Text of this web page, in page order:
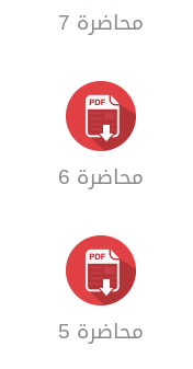
محاضرة 7
محاضرة 6
محاضرة 5